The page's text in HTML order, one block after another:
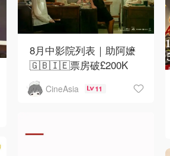
8月中影院列表｜助阿嬷
🇬🇧🇮🇪票房破£200K
CineAsia 11